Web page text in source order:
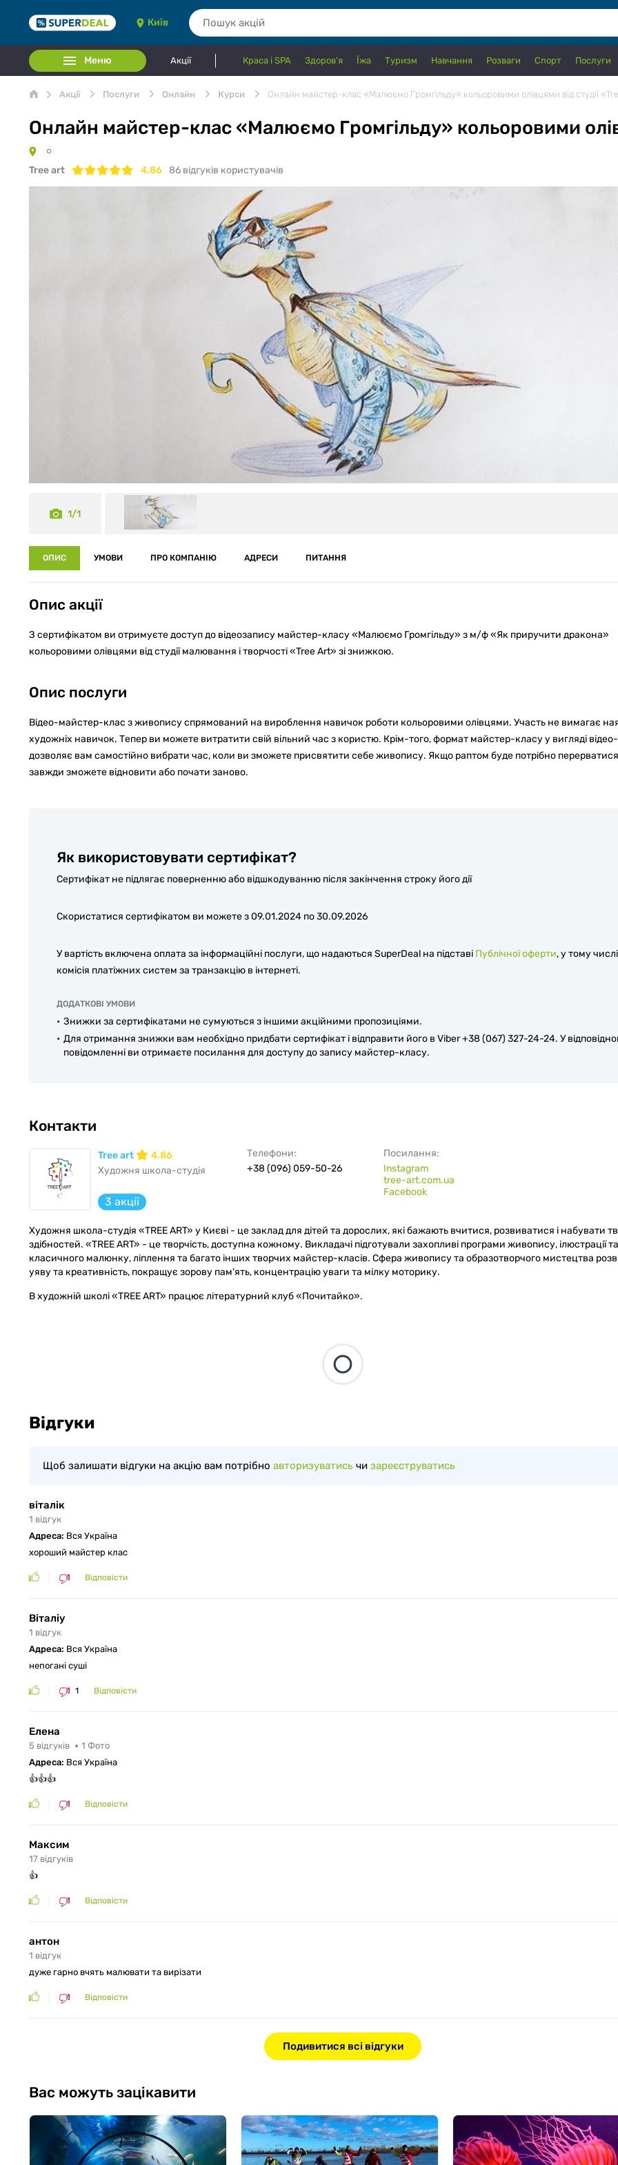
Київ
Меню Акції Краса і SPA Здоров'я Їжа Туризм Навчання Розваги Спорт Послуги
Акції Послуги Онлайн Курси Онлайн майстер-клас «Малюємо Громгільду» кольоровими олівцями від студії
Онлайн майстер-клас «Малюємо Громгільду» кольоровими
Tree art 4.86 86 відгуків користувачів
1/1
ОПИС УМОВИ ПРО КОМПАНІЮ АДРЕСИ ПИТАННЯ
Опис акції
З сертифікатом ви отримуєте доступ до відеозапису майстер-класу «Малюємо Громгільду» з м/ф «Як приручити дракона»
кольоровими олівцями від студії малювання і творчості «Tree Art» зі знижкою.
Опис послуги
Відео-майстер-клас з живопису спрямований на вироблення навичок роботи кольоровими олівцями. Участь не вимагає
художніх навичок. Тепер ви можете витратити свій вільний час з користю. Крім-того, формат майстер-класу у вигляді
дозволяє вам самостійно вибрати час, коли ви зможете присвятити себе живопису. Якщо раптом буде потрібно
завжди зможете відновити або почати заново.
Як використовувати сертифікат?
Сертифікат не підлягає поверненню або відшкодуванню після закінчення строку його дії
Скористатися сертифікатом ви можете з 09.01.2024 по 30.09.2026
У вартість включена оплата за інформаційні послуги, що надаються SuperDeal на підставі Публічної оферти, у тому числі
комісія платіжних систем за транзакцію в інтернеті.
ДОДАТКОВІ УМОВИ
Знижки за сертифікатами не сумуються з іншими акційними пропозиціями.
Для отримання знижки вам необхідно придбати сертифікат і відправити його в Viber +38 (067) 327-24-24. У
повідомленні ви отримаєте посилання для доступу до запису майстер-класу.
Контакти
Tree art
4.86
Художня школа-студія
3 акції
Телефони:
+38 (096) 059-50-26
Посилання:
Instagram
tree-art.com.ua
Facebook
Художня школа-студiя «TREE ART» у Києві - це заклад для дітей та дорослих, які бажають вчитися, розвиватися і набувати
здібностей. «TREE ART» - це творчість, доступна кожному. Викладачі підготували захопливі програми живопису, ілюстрації та
класичного малюнку, ліплення та багато інших творчих майстер-класів. Сфера живопису та образотворчого мистецтва
уяву та креативність, покращує зорову пам'ять, концентрацію уваги та мілку моторику.
В художній школі «TREE ART» працює літературний клуб «Почитайко».
Відгуки
Щоб залишати відгуки на акцію вам потрібно авторизуватись чи зареєструватись
віталік
1 відгук
Адреса: Вся Україна
хороший майстер клас
Відповісти
Віталіу
1 відгук
Адреса: Вся Україна
непогані суші
1 Відповісти
Елена
5 відгуків 1 Фото
Адреса: Вся Україна
👍👍👍
Відповісти
Максим
17 відгуків
👍
Відповісти
антон
1 відгук
дуже гарно вчять малювати та вирізати
Відповісти
Подивитися всі відгуки
Вас можуть зацікавити